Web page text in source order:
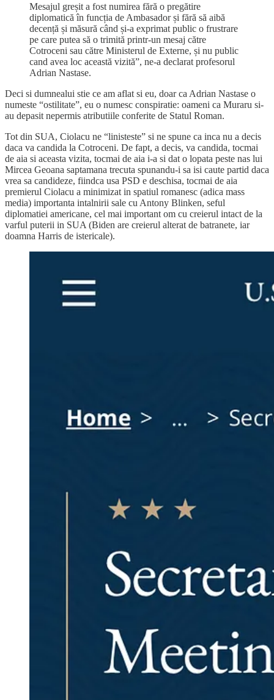
Mesajul greșit a fost numirea fără o pregătire
diplomatică în funcția de Ambasador și fără să aibă
decență și măsură când și-a exprimat public o frustrare
pe care putea să o trimită printr-un mesaj către
Cotroceni sau către Ministerul de Externe, și nu public
cand avea loc această vizită”, ne-a declarat profesorul
Adrian Nastase.
Deci si dumnealui stie ce am aflat si eu, doar ca Adrian Nastase o
numeste “ostilitate”, eu o numesc conspiratie: oameni ca Muraru si-
au depasit nepermis atributiile conferite de Statul Roman.
Tot din SUA, Ciolacu ne “linisteste” si ne spune ca inca nu a decis
daca va candida la Cotroceni. De fapt, a decis, va candida, tocmai
de aia si aceasta vizita, tocmai de aia i-a si dat o lopata peste nas lui
Mircea Geoana saptamana trecuta spunandu-i sa isi caute partid daca
vrea sa candideze, fiindca usa PSD e deschisa, tocmai de aia
premierul Ciolacu a minimizat in spatiul romanesc (adica mass
media) importanta intalnirii sale cu Antony Blinken, seful
diplomatiei americane, cel mai important om cu creierul intact de la
varful puterii in SUA (Biden are creierul alterat de batranete, iar
doamna Harris de istericale).